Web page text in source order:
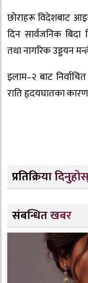
छोराहरू विदेशबाट
दिन सार्वजनिक
तथा नागरिक उड्डयन
इलाम–२ बाट
राति हृदयघातका
प्रतिक्रिया
संबन्धित खबर